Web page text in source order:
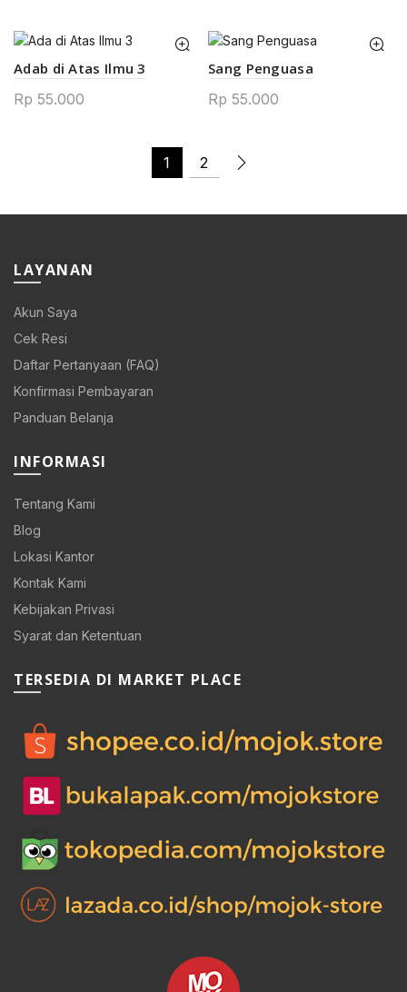
Adab di Atas Ilmu 3
Rp 55.000
Sang Penguasa
Rp 55.000
1 2
LAYANAN
Akun Saya
Cek Resi
Daftar Pertanyaan (FAQ)
Konfirmasi Pembayaran
Panduan Belanja
INFORMASI
Tentang Kami
Blog
Lokasi Kantor
Kontak Kami
Kebijakan Privasi
Syarat dan Ketentuan
TERSEDIA DI MARKET PLACE